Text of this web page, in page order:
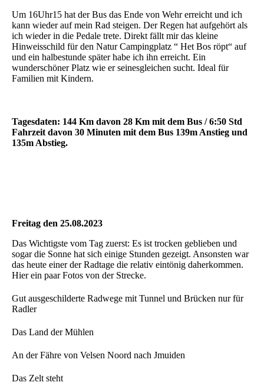
Um 16Uhr15 hat der Bus das Ende von Wehr erreicht und ich
kann wieder auf mein Rad steigen. Der Regen hat aufgehört als
ich wieder in die Pedale trete. Direkt fällt mir das kleine
Hinweisschild für den Natur Campingplatz “ Het Bos röpt“ auf
und ein halbestunde später habe ich ihn erreicht. Ein
wunderschöner Platz wie er seinesgleichen sucht. Ideal für
Familien mit Kindern.
Tagesdaten: 144 Km davon 28 Km mit dem Bus / 6:50 Std
Fahrzeit davon 30 Minuten mit dem Bus 139m Anstieg und
135m Abstieg.
Freitag den 25.08.2023
Das Wichtigste vom Tag zuerst: Es ist trocken geblieben und
sogar die Sonne hat sich einige Stunden gezeigt. Ansonsten war
das heute einer der Radtage die relativ eintönig daherkommen.
Hier ein paar Fotos von der Strecke.
Gut ausgeschilderte Radwege mit Tunnel und Brücken nur für
Radler
Das Land der Mühlen
An der Fähre von Velsen Noord nach Jmuiden
Das Zelt steht